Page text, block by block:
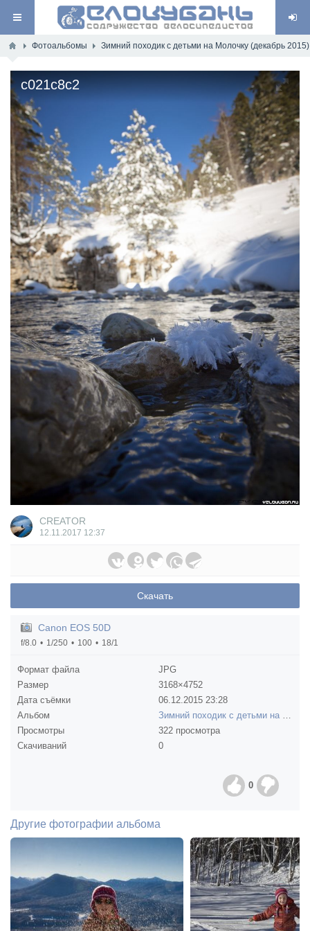
Фотоальбомы Зимний походик с детьми на Молочку (декабрь 2015)
c021c8c2
CREATOR
12.11.2017 12:37
Скачать
Canon EOS 50D
f/8.0 1/250 100 18/1
Формат файла
JPG
Размер
3168×4752
Дата съёмки
06.12.2015 23:28
Альбом
Зимний походик с детьми на Молочку (декабрь 2015)
Просмотры
322 просмотра
Скачиваний
0
0
Другие фотографии альбома